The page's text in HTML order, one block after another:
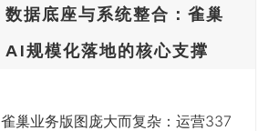
数据底座与系统整合：雀巢
AI规模化落地的核心支撑
雀巢业务版图庞大而复杂：运营337